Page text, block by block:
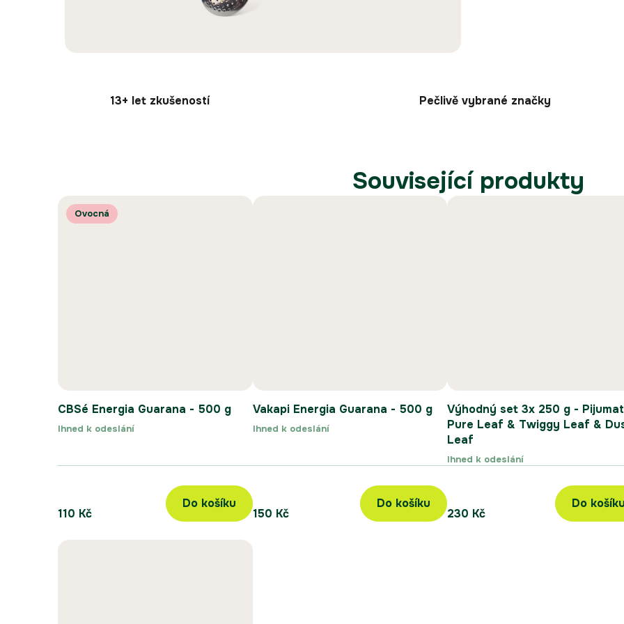
13+ let zkušeností Pečlivě vybrané značky
Související produkty
Ovocná
CBSé Energia Guarana - 500 g
Ihned k odeslání
110 Kč
Do košíku
Vakapi Energia Guarana - 500 g
Ihned k odeslání
150 Kč
Do košíku
Výhodný set 3x 250 g -
Pure Leaf & Twiggy Leaf &
Leaf
Ihned k odeslání
230 Kč
Do